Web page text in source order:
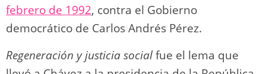
febrero de 1992, contra el Gobierno
democrático de Carlos Andrés Pérez.
Regeneración y justicia socialfue el lema que